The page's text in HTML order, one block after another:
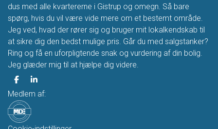
dus med alle kvartererne i Gistrup og omegn. Så bare
spørg, hvis du vil være vide mere om et bestemt område.
Jeg ved, hvad der rører sig og bruger mit lokalkendskab til
at sikre dig den bedst mulige pris. Går du med salgstanker?
Ring og få en uforpligtende snak og vurdering af din bolig.
Jeg glæder mig til at hjælpe dig videre.
Medlem af: